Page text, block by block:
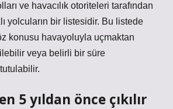
ve havacılık otoriteleri tarafından
yolcuların bir listesidir. Bu listede
konusu havayoluyla uçmaktan
veya belirli bir süre
5 yıldan önce çıkılır